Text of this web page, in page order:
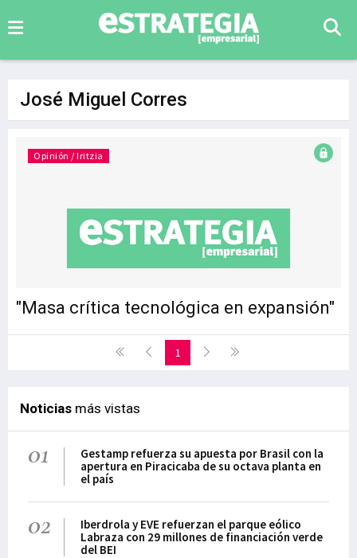
José Miguel Corres
"Masa crítica tecnológica en expansión"
Opinión / Iritzia
1
Noticias más vistas
01
Gestamp refuerza su apuesta por Brasil con la
apertura en Piracicaba de su octava planta en
el país
02
Iberdrola y EVE refuerzan el parque eólico
Labraza con 29 millones de financiación verde
del BEI